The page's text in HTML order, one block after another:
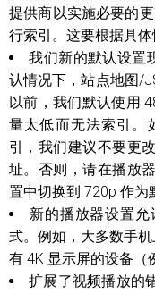
提供商以实施必要的
行索引。这要根据具体
我们新的默认设置
认情况下，站点地图/
以前，我们默认使用
量太低而无法索引。
引，我们建议不要更
址。否则，请在播放
置中切换到 720p 作为
新的播放器设置
式。例如，大多数手
有 4K 显示屏的设备（
扩展了视频播放的